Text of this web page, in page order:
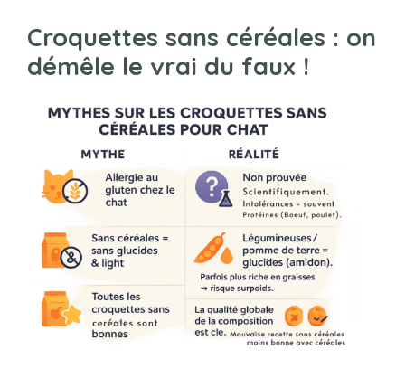
Croquettes sans céréales : on
démêle le vrai du faux !